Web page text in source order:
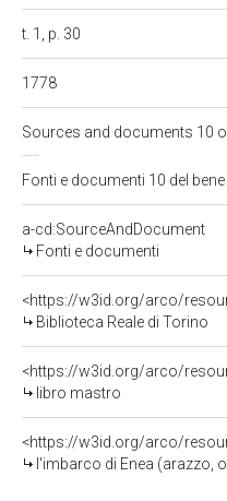
t. 1, p. 30
1778
Sources and documents 10
Fonti e documenti 10 del
a-cd:SourceAndDocument
Fonti e documenti
<https://w3id.org/arco/
Biblioteca Reale di Torino
<https://w3id.org/arco/
libro mastro
<https://w3id.org/arco/
l'imbarco di Enea (arazzo,